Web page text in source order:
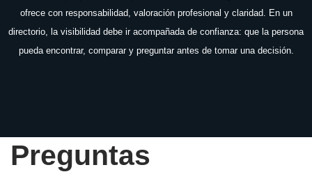
ofrece con responsabilidad, valoración profesional y claridad. En un
directorio, la visibilidad debe ir acompañada de confianza: que la persona
pueda encontrar, comparar y preguntar antes de tomar una decisión.
Preguntas